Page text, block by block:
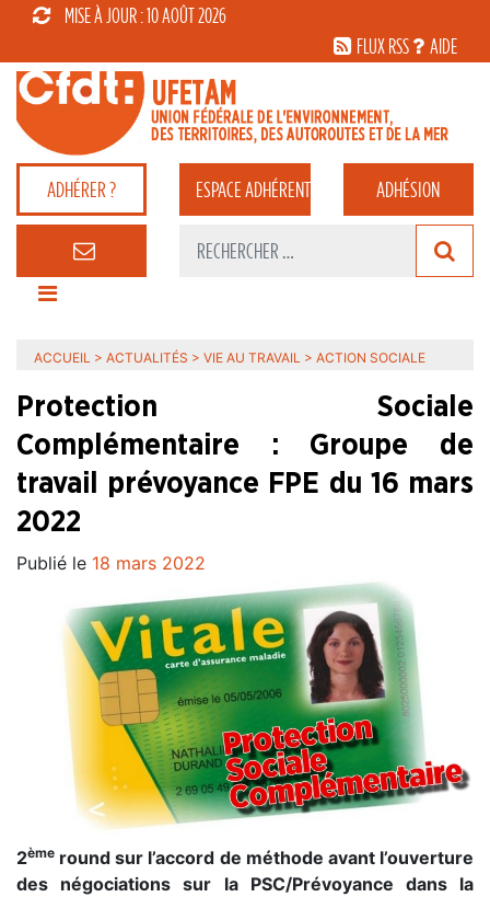
MISE À JOUR : 10 AOÛT 2026
FLUX RSS
AIDE
ADHÉRER ? ESPACEADHÉRENT ADHÉSION
ACCUEIL > ACTUALITÉS > VIE AU TRAVAIL > ACTION SOCIALE
Protection Sociale
Complémentaire : Groupe de
travail prévoyance FPE du 16 mars
2022
Publié le 18 mars 2022
2ème round sur l’accord de méthode avant l’ouverture
des négociations sur la PSC/Prévoyance dans la